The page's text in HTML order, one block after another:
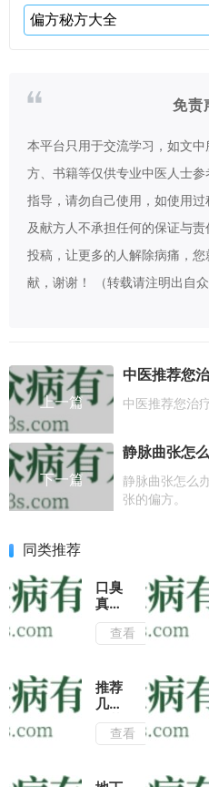
免责
本平台只用于交流学习，如文
方、书籍等仅供专业中医人士
指导，请勿自己使用，如使用
及献方人不承担任何的保证与
投稿，让更多的人解除病痛，
献，谢谢！ （转载请注明出自
上一篇 中医推荐您治
下一篇
静脉曲张怎么
张的偏方。
同类推荐
口臭
真尴
尬，
常喝
病根
查看
推荐
几种
川芎
的养
查看